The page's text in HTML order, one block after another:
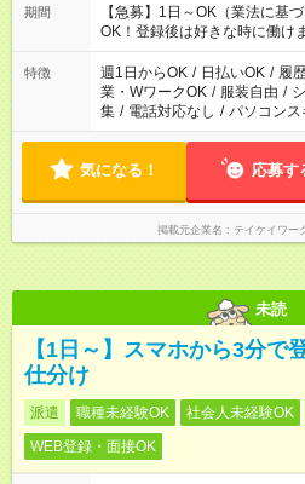
もご紹介できる場合があるの
せてお仕事をご案内します＾＾
期間
【急募】1日～OK（業法に基
OK！登録後は好きな時に働け
特徴 週1日からOK / 日払いOK / 履
業・WワークOK / 服装自由 /
集 / 電話対応なし / パソコンス
気になる！ 応募す
掲載元企業名 テイケイワー
未読
【1日～】スマホから3分で
仕分け
派遣 職種未経験OK 社会人未経験OK
WEB登録・面接OK